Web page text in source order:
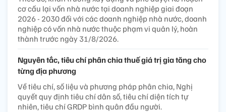
cơ cấu lại vốn nhà nước tại doanh nghiệp giai đoạn
2026 - 2030 đối với các doanh nghiệp nhà nước, doanh
nghiệp có vốn nhà nước thuộc phạm vi quản lý, hoàn
thành trước ngày 31/8/2026.
Nguyên tắc, tiêu chí phân chia thuế giá trị gia tăng cho
từng địa phương
Về tiêu chí, số liệu và phương pháp phân chia, Nghị
quyết quy định tiêu chí dân số, tiêu chí diện tích tự
nhiên, tiêu chí GRDP bình quân đầu người.